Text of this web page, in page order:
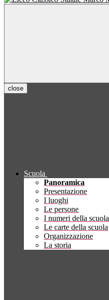
close
Scuola
Panoramica
Presentazione
I luoghi
Le persone
I numeri della scuola
Le carte della scuola
Organizzazione
La storia